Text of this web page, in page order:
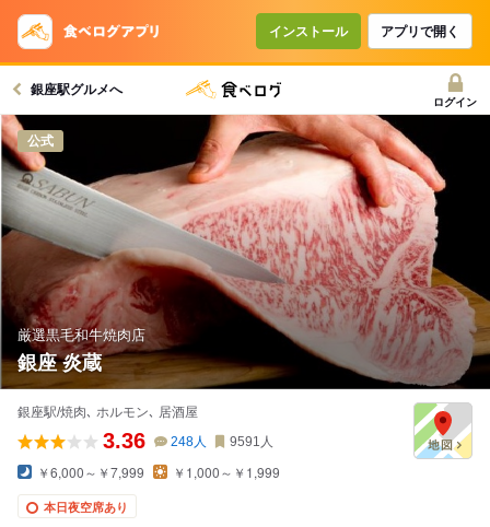
インストール アプリで開く
銀座駅グルメへ
ログイン
公式
厳選黒毛和牛焼肉店
銀座 炎蔵
銀座駅/焼肉､ ホルモン､ 居酒屋
3.36 248人 9591 人
￥6,000～￥7,999 ￥1,000～￥1,999
本日夜空席あり
コースで使えるクーポン
戻る
クーポンを利用せず予約する